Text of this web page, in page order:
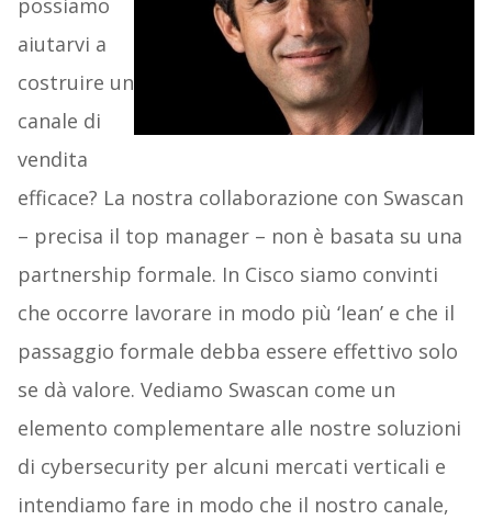
possiamo
aiutarvi a
costruire un
canale di
vendita
efficace? La nostra collaborazione con Swascan
– precisa il top manager – non è basata su una
partnership formale. In Cisco siamo convinti
che occorre lavorare in modo più ‘lean’ e che il
passaggio formale debba essere effettivo solo
se dà valore. Vediamo Swascan come un
elemento complementare alle nostre soluzioni
di cybersecurity per alcuni mercati verticali e
intendiamo fare in modo che il nostro canale,